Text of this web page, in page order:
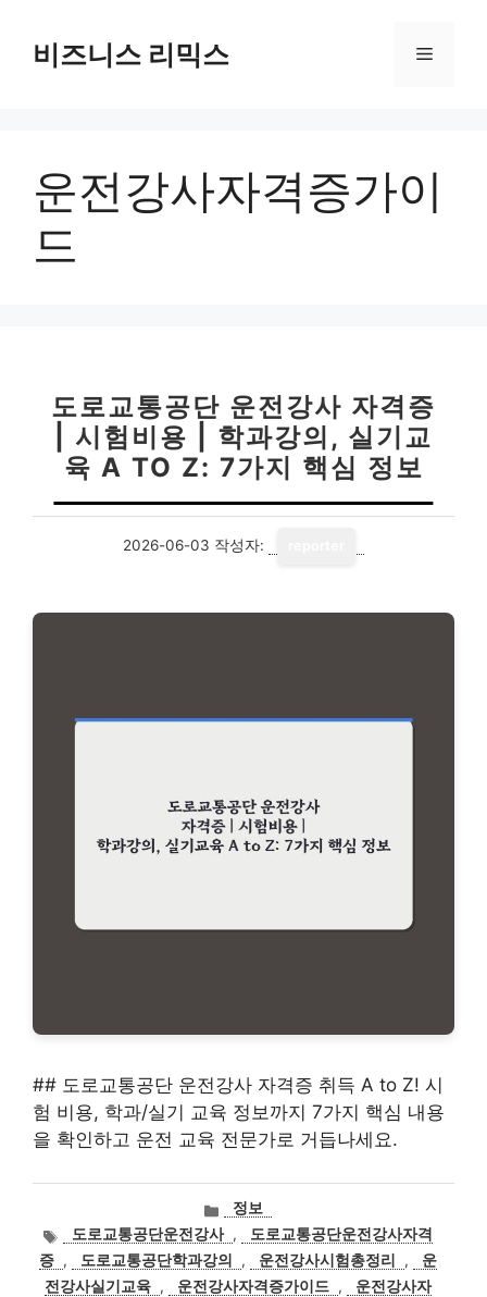
비즈니스 리믹스 메
운전강사자격증가이
드
도로교통공단 운전강사 자격증
| 시험비용 | 학과강의, 실기교
육 A TO Z: 7가지 핵심 정보
2026-06-03 작성자:
## 도로교통공단 운전강사 자격증 취득 A to Z! 시
험 비용, 학과/실기 교육 정보까지 7가지 핵심 내용
을 확인하고 운전 교육 전문가로 거듭나세요.
카
고
리
정보
태도로교통공단운전강사 ,
도로교통공단운전강사자격
증 , 도로교통공단학과강의 , 운전강사시험총정리 ,
운
전강사실기교육 , 운전강사자격증가이드 ,
운전강사자